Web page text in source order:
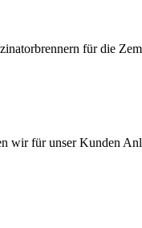
für die
wir für unser Kunden